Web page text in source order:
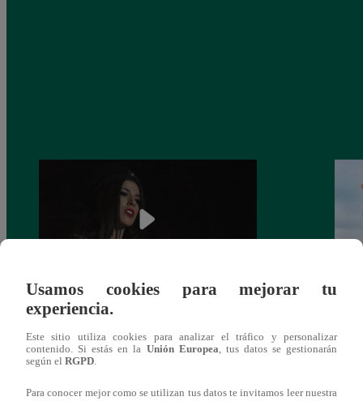
¿Yahaira Plasencia y Maritza Rodríguez
más unidas que nunca?
Usamos cookies para mejorar tu
experiencia.
Este sitio utiliza cookies para analizar el tráfico y personalizar
contenido. Si estás en la Unión Europea , tus datos se gestionarán
según el RGPD
Para conocer mejor como se utilizan tus datos te invitamos leer nuestra